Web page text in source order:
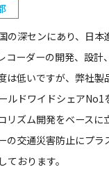
の深センにあり、日本
コーダーの開発、設計
は低いですが、弊社製
ルドワイドシェアNo1
リズム開発をベースに
の交通災害防止にプラ
ております。